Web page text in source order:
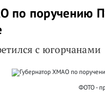
по поручению
с югорчанами
ФОТО -